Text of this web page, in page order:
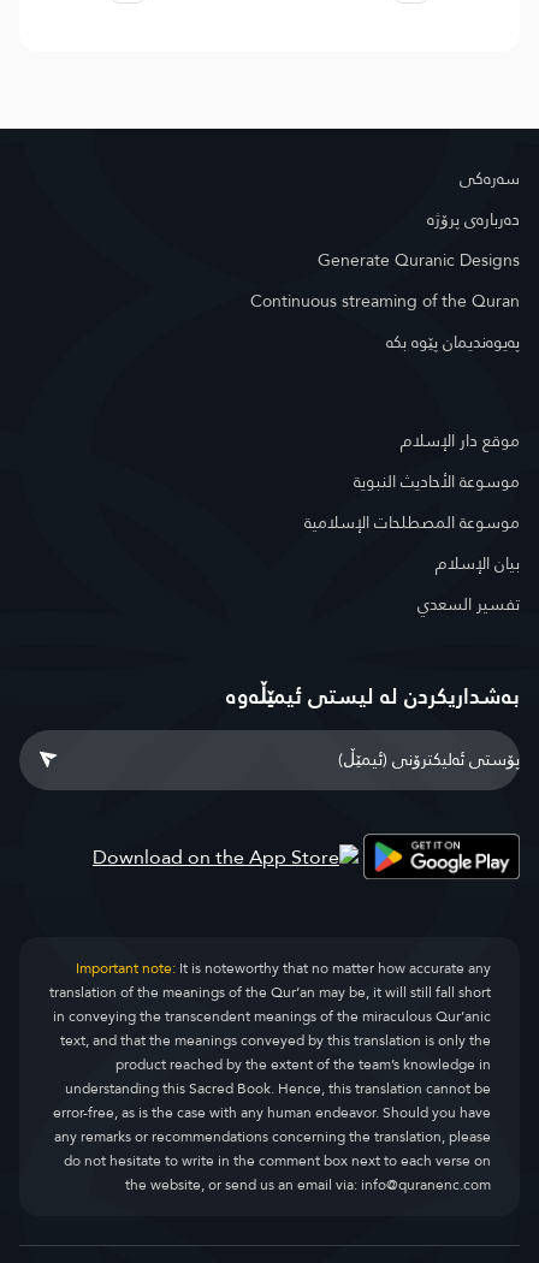
سه‌ره‌كی
دەربارەی پرۆژە
Generate Quranic Designs
Continuous streaming of the Quran
په‌یوه‌ندیمان پێوه‌ بكه‌
موقع دار الإسلام
موسوعة الأحاديث النبوية
موسوعة المصطلحات الإسلامية
بيان الإسلام
تفسير السعدي
بەشداریکردن لە لیستی ئیمێڵەوە
Important note:It is noteworthy that no matter how accurate any
translation of the meanings of the Qur’an may be, it will still fall short
in conveying the transcendent meanings of the miraculous Qur’anic
text, and that the meanings conveyed by this translation is only the
product reached by the extent of the team’s knowledge in
understanding this Sacred Book. Hence, this translation cannot be
error-free, as is the case with any human endeavor. Should you have
any remarks or recommendations concerning the translation, please
do not hesitate to write in the comment box next to each verse on
the website, or send us an email via:info@quranenc.com